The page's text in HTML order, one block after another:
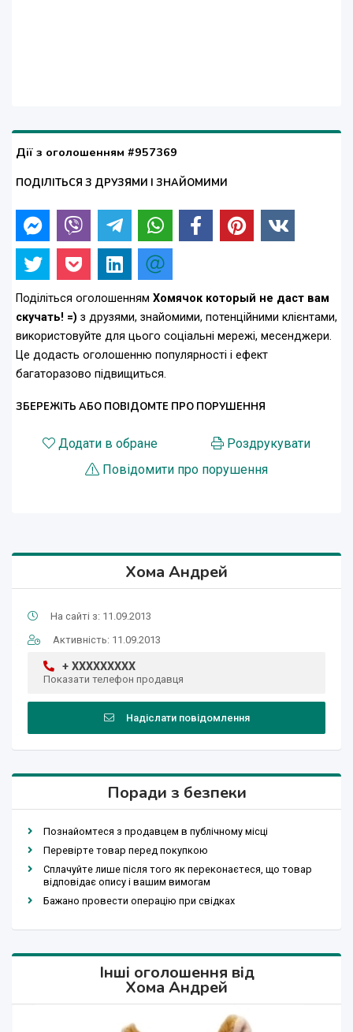
Дії з оголошенням #957369
ПОДІЛІТЬСЯ З ДРУЗЯМИ І ЗНАЙОМИМИ
Поділіться оголошенням Хомячок который не даст вам
скучать! =) з друзями, знайомими, потенційними клієнтами,
використовуйте для цього соціальні мережі, месенджери.
Це додасть оголошенню популярності і ефект
багаторазово підвищиться.
ЗБЕРЕЖІТЬ АБО ПОВІДОМТЕ ПРО ПОРУШЕННЯ
Додати в обране
Роздрукувати
Повідомити про порушення
Хома Андрей
На сайті з: 11.09.2013
Активність: 11.09.2013
+ XXXXXXXXX
Показати телефон продавця
Надіслати повідомлення
Поради з безпеки
Познайомтеся з продавцем в публічному місці
Перевірте товар перед покупкою
Сплачуйте лише після того як переконаєтеся, що товар
відповідає опису і вашим вимогам
Бажано провести операцію при свідках
Інші оголошення від
Хома Андрей